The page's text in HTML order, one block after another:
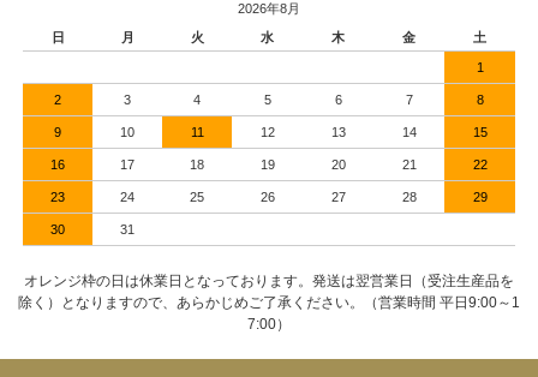
2026年8月
日
月 火 水 木 金 土
1
2 3 4 5 6 7 8
9 10 11 12 13 14 15
16 17 18 19 20 21 22
23 24 25 26 27 28 29
30 31
オレンジ枠の日は休業日となっております。発送は翌営業日（受注生産品を
除く）となりますので、あらかじめご了承ください。（営業時間 平日9:00～1
7:00）